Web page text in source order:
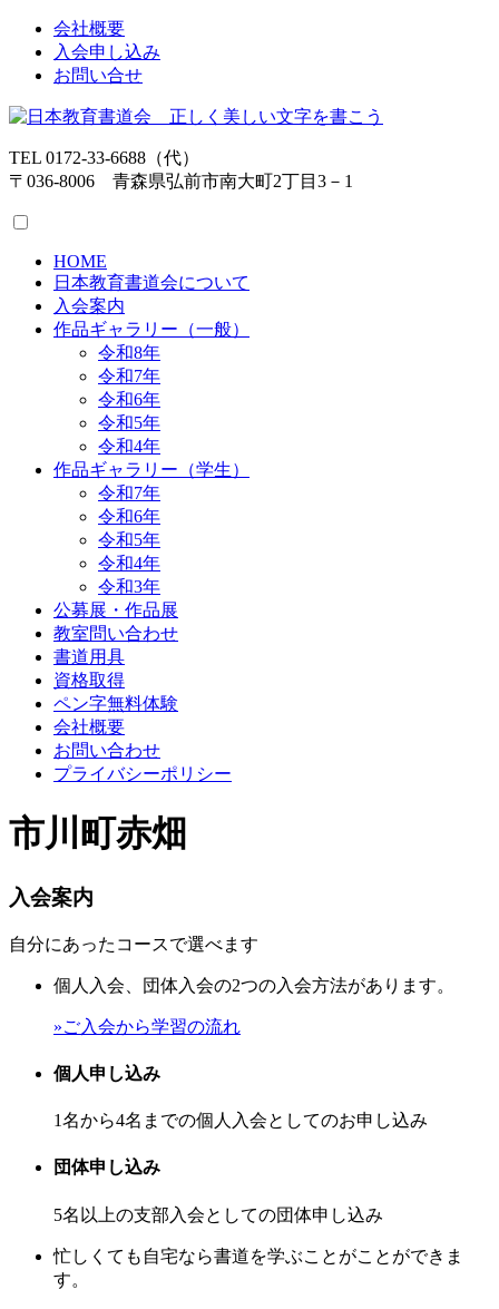
会社概要
入会申し込み
お問い合せ
TEL 0172-33-6688（代）
〒036-8006 青森県弘前市南大町2丁目3－1
HOME
日本教育書道会について
入会案内
作品ギャラリー（一般）
令和8年
令和7年
令和6年
令和5年
令和4年
作品ギャラリー（学生）
令和7年
令和6年
令和5年
令和4年
令和3年
公募展・作品展
教室問い合わせ
書道用具
資格取得
ペン字無料体験
会社概要
お問い合わせ
プライバシーポリシー
市川町赤畑
入会案内
自分にあったコースで選べます
個人入会、団体入会の2つの入会方法があります。
»ご入会から学習の流れ
個人申し込み
1名から4名までの個人入会としてのお申し込み
団体申し込み
5名以上の支部入会としての団体申し込み
忙しくても自宅なら書道を学ぶことがことができま
す。